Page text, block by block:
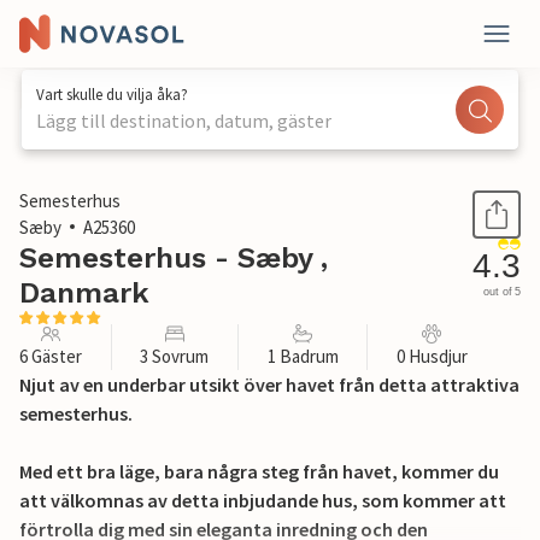
Vart skulle du vilja åka?
Lägg till destination, datum, gäster
1 / 20
Semesterhus
Sæby
A25360
Semesterhus - Sæby ,
Danmark
4.3
out of 5
6 Gäster 3 Sovrum 1 Badrum 0 Husdjur
Njut av en underbar utsikt över havet från detta attraktiva
semesterhus.
Med ett bra läge, bara några steg från havet, kommer du
att välkomnas av detta inbjudande hus, som kommer att
förtrolla dig med sin eleganta inredning och den